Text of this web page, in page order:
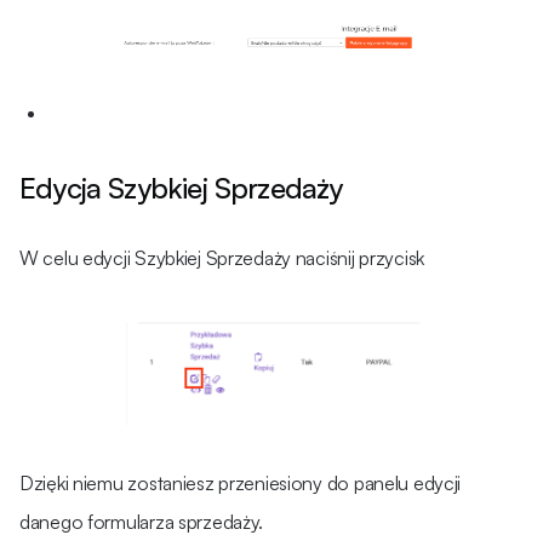
Edycja Szybkiej Sprzedaży
W celu edycji Szybkiej Sprzedaży naciśnij przycisk
Dzięki niemu zostaniesz przeniesiony do panelu edycji
danego formularza sprzedaży.